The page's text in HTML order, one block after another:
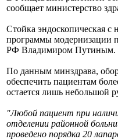
сообщает министерство
Стойка эндоскопическая с
программы модернизации
РФ Владимиром Путиным.
По данным минздрава,
обеспечить пациентам
остается лишь небольшой
"Любой пациент при
отделении районной
проведено порядка 20